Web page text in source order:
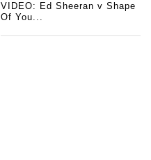
VIDEO: Ed Sheeran v Shape
Of You...